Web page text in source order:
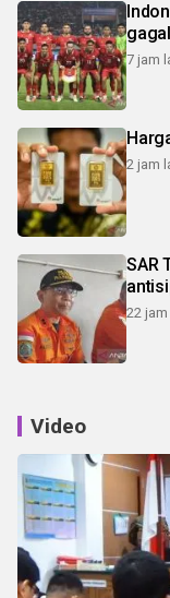
7 jam
2 jam
SAR
22 jam
Video